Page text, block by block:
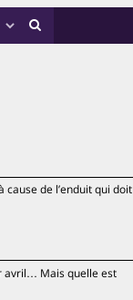
de l’enduit qui doit
avril… Mais quelle est